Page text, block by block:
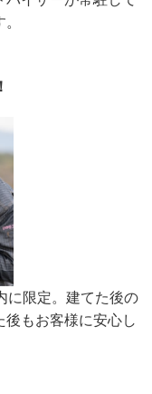
に限定。建てた後の
後もお客様に安心し